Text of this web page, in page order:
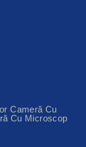
Cameră Cu
Cu Microscop